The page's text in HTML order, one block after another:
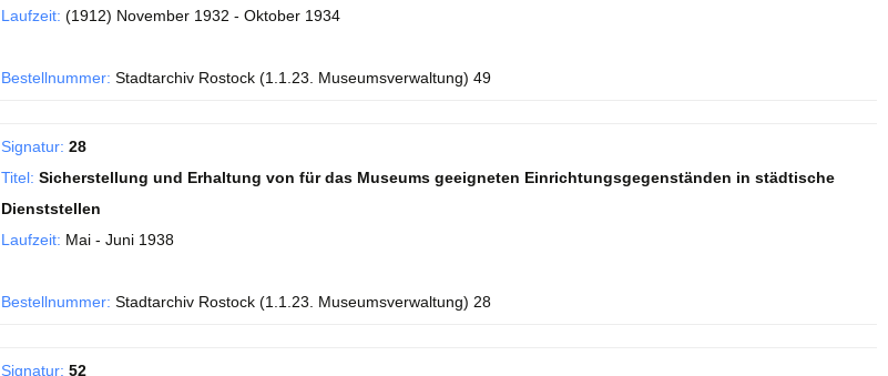
Laufzeit: (1912) November 1932 - Oktober 1934
Bestellnummer: Stadtarchiv Rostock (1.1.23. Museumsverwaltung) 49
Signatur: 28
Titel: Sicherstellung und Erhaltung von für das Museums geeigneten Einrichtungsgegenständen in städtische
Dienststellen
Laufzeit: Mai - Juni 1938
Bestellnummer: Stadtarchiv Rostock (1.1.23. Museumsverwaltung) 28
Signatur: 52